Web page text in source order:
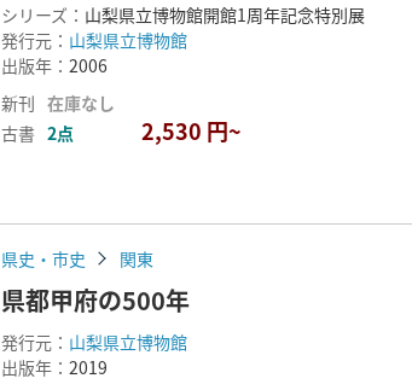
シリーズ： 山梨県立博物館開館1周年記念特別展
発行元： 山梨県立博物館
出版年： 2006
新刊 在庫なし
古書 2点 2,530 円~
県史・市史 関東
県都甲府の500年
発行元： 山梨県立博物館
出版年： 2019